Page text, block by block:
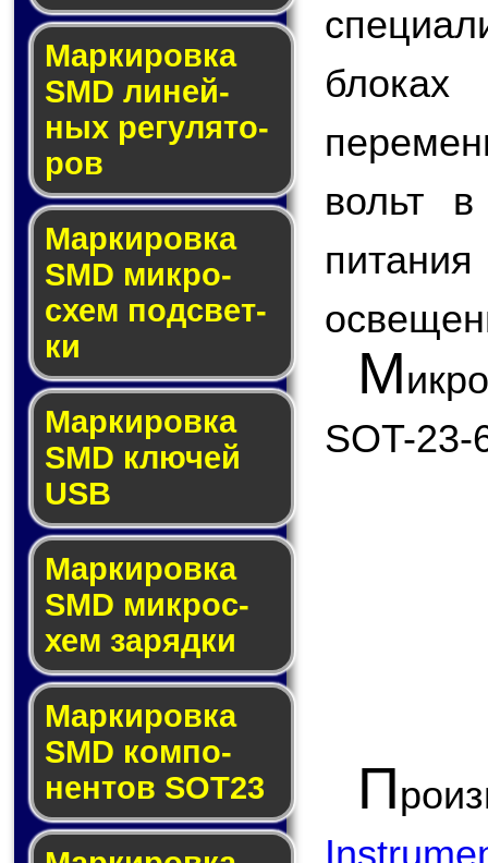
Маркировка
SMD ли­ней­
ных ре­гу­ля­то­
ров
Маркировка
SMD мик­ро­
схем под­свет­
ки
Маркировка
SMD клю­чей
USB
Маркировка
SMD мик­рос­
хем за­ряд­ки
Маркировка
SMD ком­по­
нен­тов SOT23
вольт
М
SOT-23-
П